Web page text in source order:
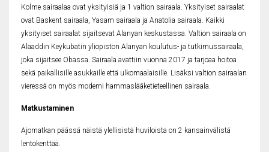
Kolme sairaalaa ovat yksityisiä ja 1 valtion sairaala. Yksityiset sairaalat
ovat Baskent sairaala, Yasam sairaala ja Anatolia sairaala. Kaikki
yksityiset sairaalat sijaitsevat Alanyan keskustassa. Valtion sairaala on
Alaaddin Keykubatin yliopiston Alanyan koulutus- ja tutkimussairaala,
joka sijaitsee Obassa. Sairaala avattiin vuonna 2017 ja tarjoaa hoitoa
sekä paikallisille asukkaille että ulkomaalaisille. Lisäksi valtion sairaalan
vieressä on myös moderni hammaslääketieteellinen sairaala.
Matkustaminen
Ajomatkan päässä näistä ylellisistä huviloista on 2 kansainvälistä
lentokenttää.